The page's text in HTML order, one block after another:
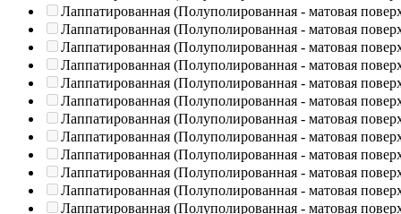
Лаппатированная (Полуполированная - матовая
Лаппатированная (Полуполированная - матовая
Лаппатированная (Полуполированная - матовая
Лаппатированная (Полуполированная - матовая
Лаппатированная (Полуполированная - матовая
Лаппатированная (Полуполированная - матовая
Лаппатированная (Полуполированная - матовая
Лаппатированная (Полуполированная - матовая
Лаппатированная (Полуполированная - матовая
Лаппатированная (Полуполированная - матовая
Лаппатированная (Полуполированная - матовая
Лаппатированная (Полуполированная - матовая